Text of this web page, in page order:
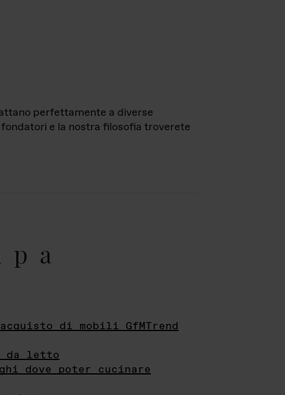
perfettamente a diverse
e la nostra filosofia troverete
di mobili GfMTrend
da letto
dove poter cucinare